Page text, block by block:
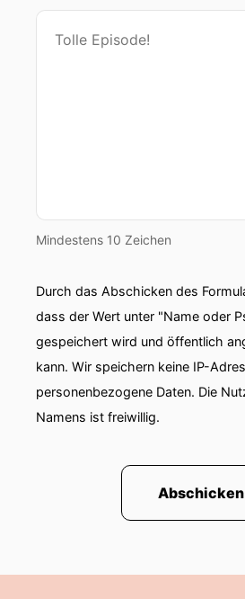
Mindestens 10 Zeichen
Durch das Abschicken des
dass der Wert unter "Name oder
gespeichert wird und öffentlich
kann. Wir speichern keine IP-
personenbezogene Daten. Die
Namens ist freiwillig.
Abschicken